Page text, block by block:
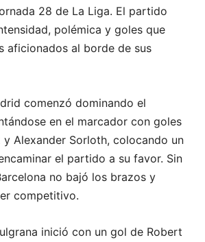
28 de La Liga. El partido
polémica y goles que
aficionados al borde de sus
comenzó dominando el
en el marcador con goles
y Alexander Sorloth, colocando un
el partido a su favor. Sin
no bajó los brazos y
competitivo.
inició con un gol de Robert